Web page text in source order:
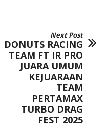
Next Post
DONUTS RACING
TEAM FT IR PRO
JUARA UMUM
KEJUARAAN
TEAM
PERTAMAX
TURBO DRAG
FEST 2025